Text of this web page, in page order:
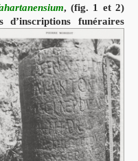
, (fig. 1 et 2)
d’inscriptions funéraires